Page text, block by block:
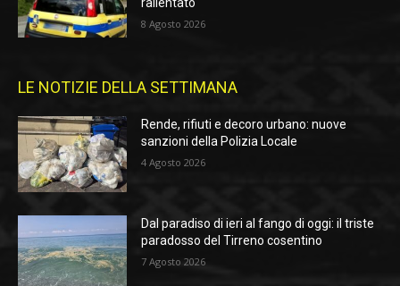
8 Agosto 2026
LE NOTIZIE DELLA SETTIMANA
Rende, rifiuti e decoro urbano: nuove
sanzioni della Polizia Locale
4 Agosto 2026
Dal paradiso di ieri al fango di oggi: il triste
paradosso del Tirreno cosentino
7 Agosto 2026